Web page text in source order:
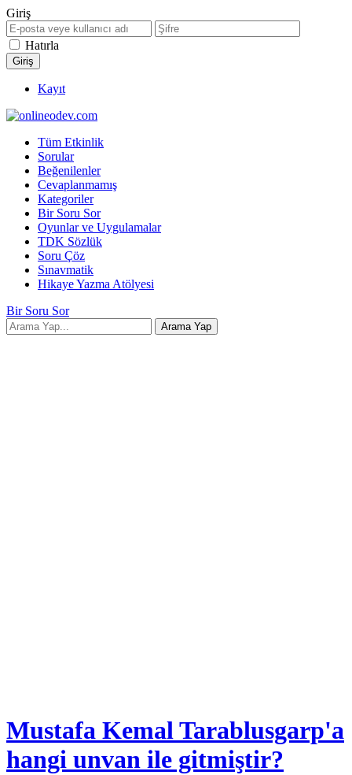
Giriş
Hatırla
Kayıt
Tüm Etkinlik
Sorular
Beğenilenler
Cevaplanmamış
Kategoriler
Bir Soru Sor
Oyunlar ve Uygulamalar
TDK Sözlük
Soru Çöz
Sınavmatik
Hikaye Yazma Atölyesi
Bir Soru Sor
Mustafa Kemal Tarablusgarp'a
hangi unvan ile gitmiştir?